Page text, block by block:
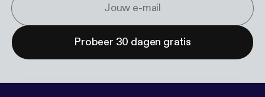
Probeer 30 dagen gratis